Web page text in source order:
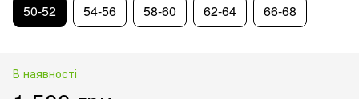
50-52 54-56 58-60 62-64 66-68
В наявності